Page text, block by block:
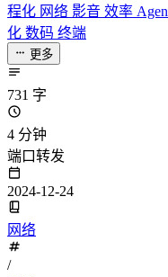
程化 网络 影音 效率
化 数码 终端
更多
731 字
4 分钟
端口转发
2024-12-24
网络
/